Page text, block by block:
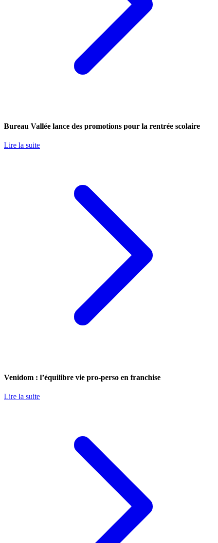
Bureau Vallée lance des promotions pour la rentrée scolaire
Lire la suite
Venidom : l’équilibre vie pro-perso en franchise
Lire la suite